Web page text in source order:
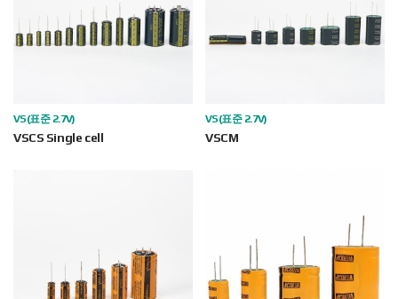
VS(표준 2.7V)
VSCS Single cell
VS(표준 2.7V)
VSCM